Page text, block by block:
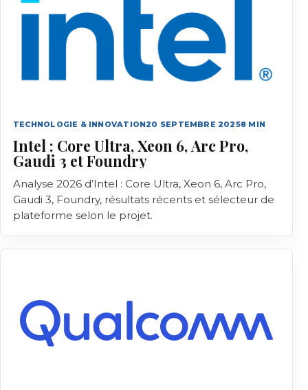
TECHNOLOGIE & INNOVATION20 SEPTEMBRE 20258 MIN
Intel : Core Ultra, Xeon 6, Arc Pro,
Gaudi 3 et Foundry
Analyse 2026 d’Intel : Core Ultra, Xeon 6, Arc Pro,
Gaudi 3, Foundry, résultats récents et sélecteur de
plateforme selon le projet.